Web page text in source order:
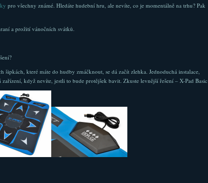
pro všechny známé. Hledáte hudební hru, ale nevíte, co je momentálně na trhu? Pak
a prožití vánočních svátků.
šipkách, které máte do hudby zmáčknout, se dá začít zlehka. Jednoduchá instalace,
když nevíte, jestli to bude protějšek bavit. Zkuste levnější řešení – X-Pad Basic